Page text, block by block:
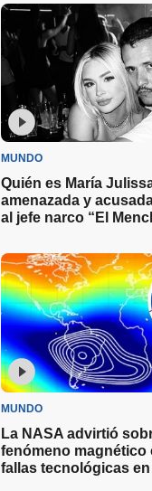
MUNDO
Quién es María
amenazada y
al jefe narco “El
MUNDO
La NASA advirtió
fenómeno magnético
fallas tecnológicas